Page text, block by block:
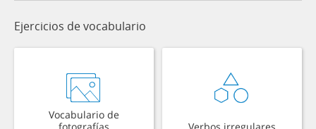
Ejercicios de vocabulario
Vocabulario de
fotografías
Verbos irregulares